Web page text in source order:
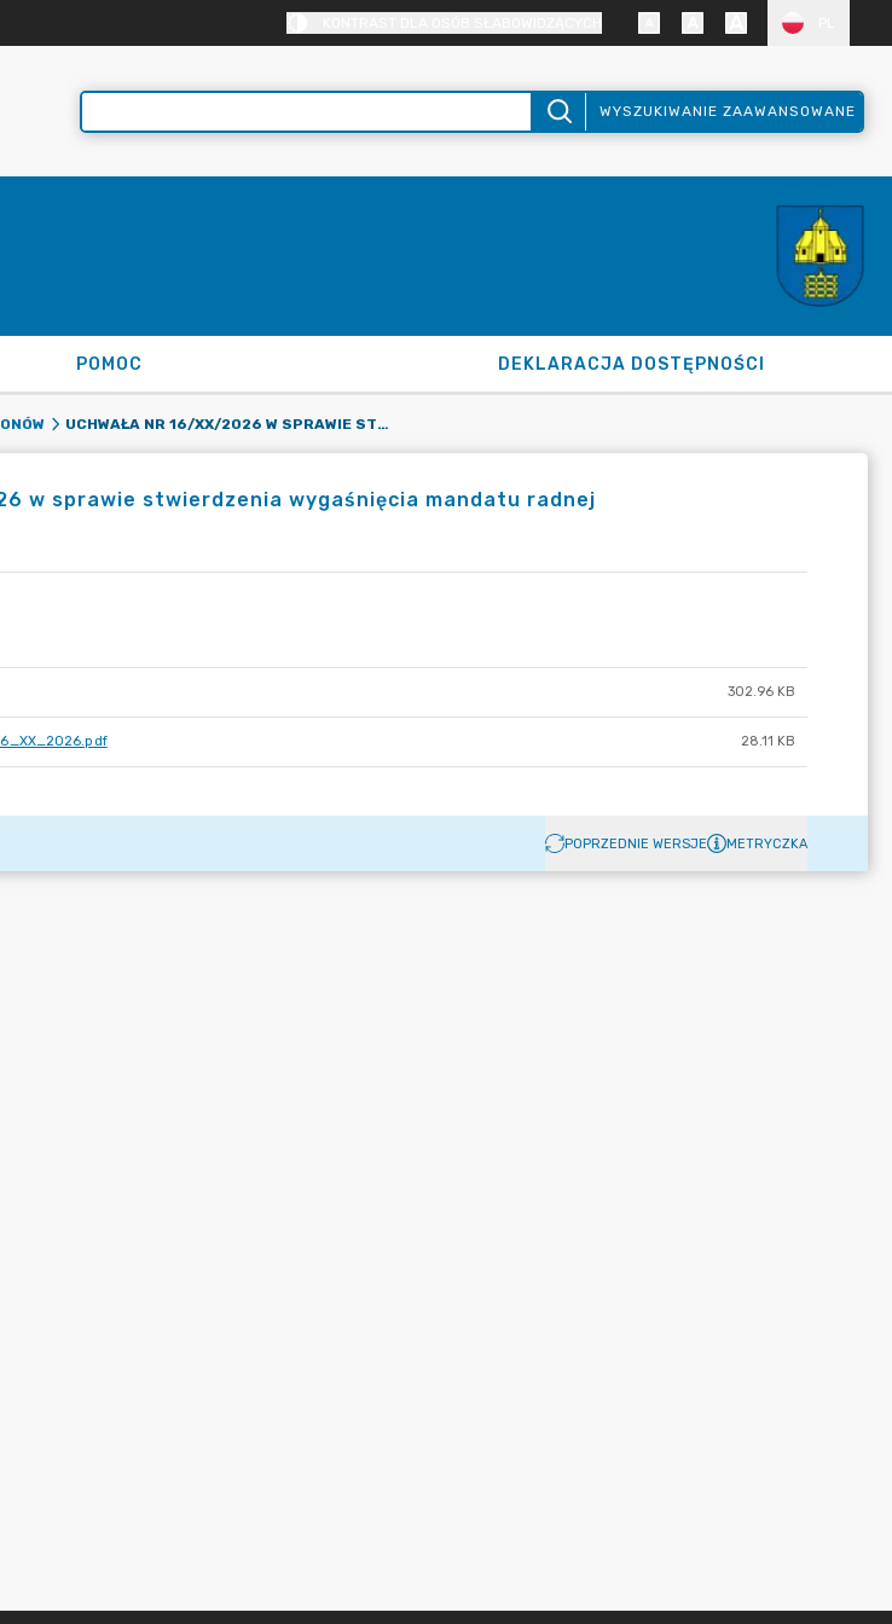
WYSZUKIWANIE ZAAWANSOWANE
POMOC DEKLARACJA DOSTĘPNOŚCI
UCHWAŁA NR 16/XX/2026 W SPRAWIE STWIERDZENIA WYGAŚNIĘCIA MANDATU RADNEJ
w sprawie stwierdzenia wygaśnięcia mandatu radnej
302.96 KB
28.11 KB
POPRZEDNIE WERSJE METRYCZKA